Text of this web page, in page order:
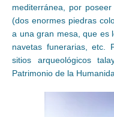
mediterránea, por
(dos enormes piedras
a una gran mesa, que es
navetas funerarias, etc.
sitios arqueológicos
Patrimonio de la